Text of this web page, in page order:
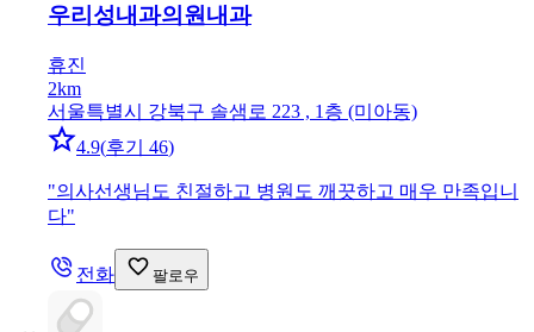
우리성내과의원내과
휴진
2km
서울특별시 강북구 솔샘로 223 , 1층 (미아동)
4.9(후기 46)
"의사선생님도 친절하고 병원도 깨끗하고 매우 만족입니
다"
전화 팔로우